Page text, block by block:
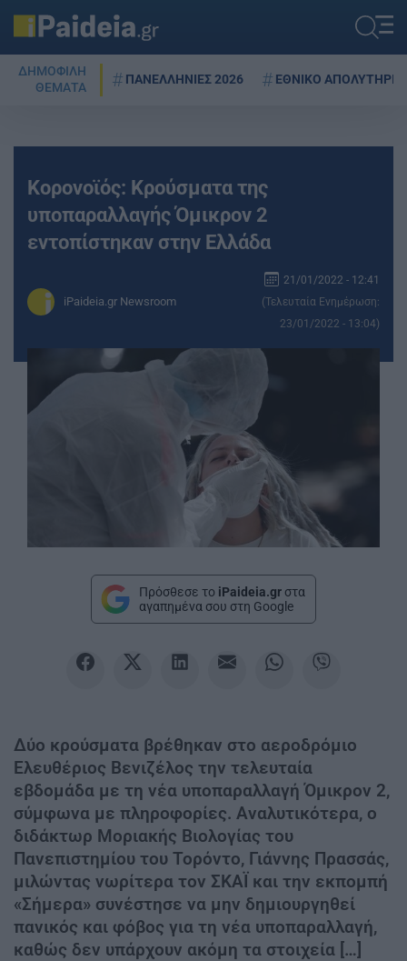
ΔΗΜΟΦΙΛΗ
ΘΕΜΑΤΑ
ΠΑΝΕΛΛΗΝΙΕΣ 2026 ΕΘΝΙΚΟ ΑΠΟΛΥΤΗΡΙΟ
Κορονοϊός: Kρούσματα της
υποπαραλλαγής Όμικρον 2
εντοπίστηκαν στην Ελλάδα
iPaideia.gr Newsroom
21/01/2022 - 12:41
(Τελευταία Ενημέρωση:
23/01/2022 - 13:04)
Πρόσθεσε το iPaideia.gr στα
αγαπημένα σου στη Google
Δύο κρούσματα βρέθηκαν στο αεροδρόμιο
Ελευθέριος Βενιζέλος την τελευταία
εβδομάδα με τη νέα υποπαραλλαγή Όμικρον 2,
σύμφωνα με πληροφορίες. Αναλυτικότερα, ο
διδάκτωρ Μοριακής Βιολογίας του
Πανεπιστημίου του Τορόντο, Γιάννης Πρασσάς,
μιλώντας νωρίτερα τον ΣΚΑΪ και την εκπομπή
«Σήμερα» συνέστησε να μην δημιουργηθεί
πανικός και φόβος για τη νέα υποπαραλλαγή,
καθώς δεν υπάρχουν ακόμη τα στοιχεία […]